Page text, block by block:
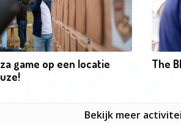
game op een locatie
The
Bekijk meer